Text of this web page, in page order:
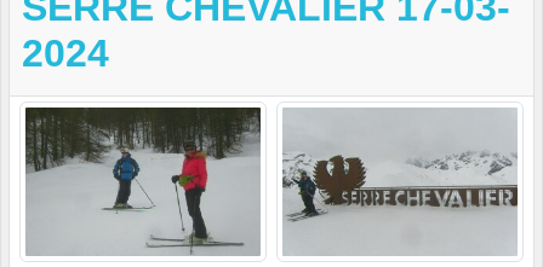
2024